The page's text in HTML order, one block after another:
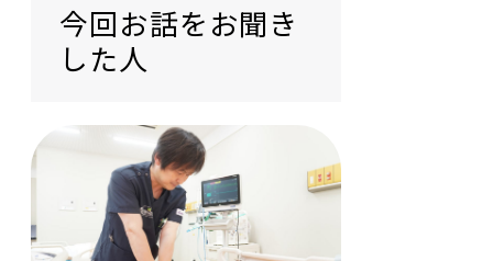
今回お話をお聞き
した人